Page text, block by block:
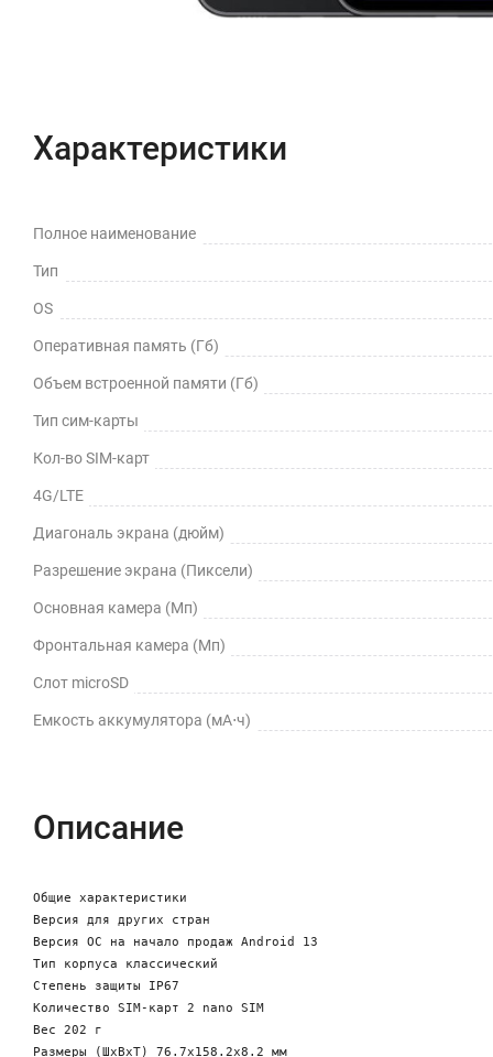
Характеристики
Полное наименование
Тип
OS
Оперативная память (Гб)
Объем встроенной памяти (Гб)
Тип сим-карты
Кол-во SIM-карт
4G/LTE
Диагональ экрана (дюйм)
Разрешение экрана (Пиксели)
Основная камера (Мп)
Фронтальная камера (Мп)
Слот microSD
Емкость аккумулятора (мА⋅ч)
Описание
Общие характеристики
Версия для других стран
Версия ОС на начало продаж Android 13
Тип корпуса классический
Степень защиты IP67
Количество SIM-карт 2 nano SIM
Вес 202 г
Размеры (ШxВxТ) 76.7x158.2x8.2 мм